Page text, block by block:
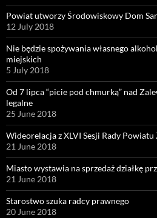
Powiat utworzy Środowiskowy Dom
12 July 2018
Nie będzie spożywania własnego
miejskich
5 July 2018
Od 7 lipca “picie pod chmurką” nad
legalne
25 June 2018
Wideorelacja z XLVI Sesji Rady
21 June 2018
Miasto wystawia na sprzedaż działkę
21 June 2018
Starostwo szuka radcy prawnego
20 June 2018